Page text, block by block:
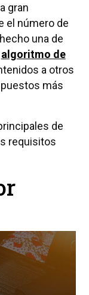
gran
el número de
una de
algoritmo de
a otros
más
de
requisitos